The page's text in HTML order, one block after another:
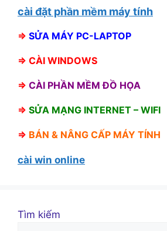
cài đặt phần mềm máy tính
⇒ SỬA MÁY PC-LAPTOP
⇒ CÀI WINDOWS
⇒ CÀI PHẦN MỀM ĐỒ HỌA
⇒ SỬA MẠNG INTERNET – WIFI
⇒ BÁN & NÂNG CẤP MÁY TÍNH
cài win online
Tìm kiếm